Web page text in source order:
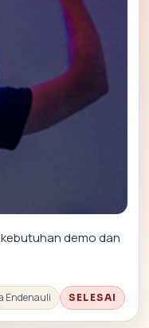
demo dan
Endenauli SELESAI